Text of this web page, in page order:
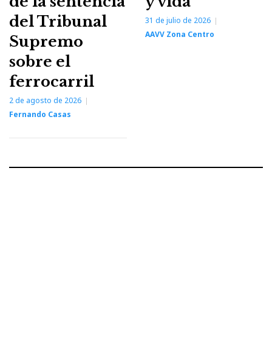
del Tribunal
Supremo
sobre el
ferrocarril
2 de agosto de 2026
Fernando Casas
31 de julio de 2026
AAVV Zona Centro